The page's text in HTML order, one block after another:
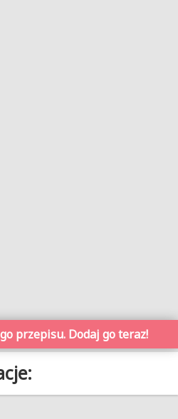
przepisu. Dodaj go teraz!